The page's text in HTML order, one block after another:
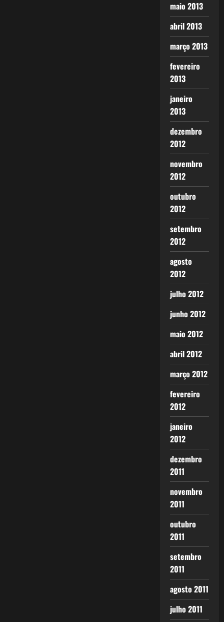
maio 2013
abril 2013
março 2013
fevereiro
2013
janeiro
2013
dezembro
2012
novembro
2012
outubro
2012
setembro
2012
agosto
2012
julho 2012
junho 2012
maio 2012
abril 2012
março 2012
fevereiro
2012
janeiro
2012
dezembro
2011
novembro
2011
outubro
2011
setembro
2011
agosto 2011
julho 2011